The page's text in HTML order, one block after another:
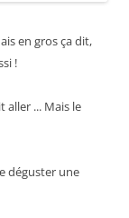
en gros ça dit,
!
aller ... Mais le
déguster une